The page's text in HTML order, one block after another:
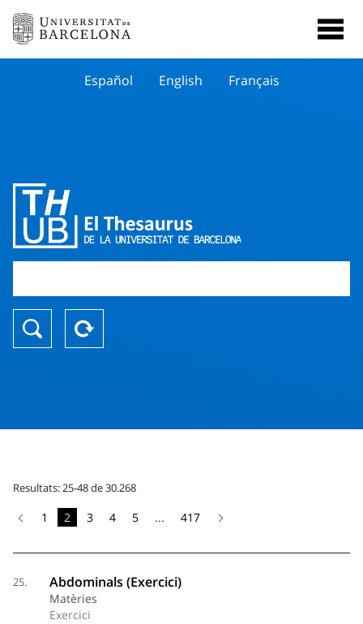
Español English Français
Resultats: 25-48 de 30.268
1 2 3 4 5 ... 417
25. Abdominals (Exercici)
Matèries
Exercici